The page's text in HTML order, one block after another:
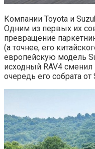
Компании Toyota и
Одним из первых их
превращение
(а точнее, его
европейскую модель
исходный RAV4
очередь его собрата от